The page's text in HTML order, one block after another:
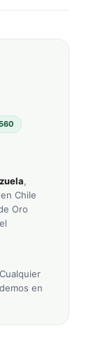
,
Chile
Oro
en